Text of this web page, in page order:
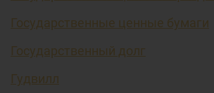
Государственные ценные бумаги
Государственный долг
Гудвилл